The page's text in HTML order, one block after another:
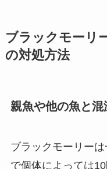
ブラックモーリ
の対処方法
親魚や他の魚と混
ブラックモーリー
で個体によっては